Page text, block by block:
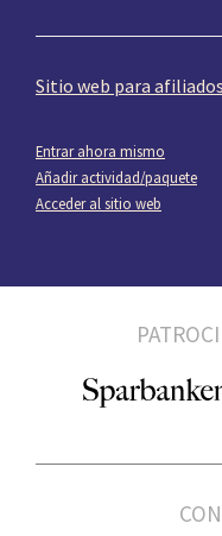
Sitio web para afiliados
Entrar ahora mismo
Añadir actividad/paquete
Acceder al sitio web